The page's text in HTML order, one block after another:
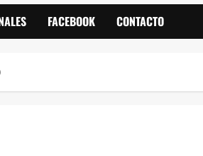
FACEBOOK CONTACTO